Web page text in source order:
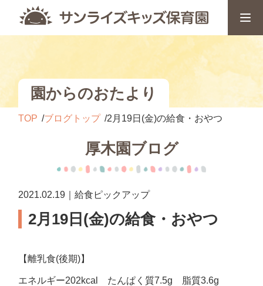
園からのおたより
TOP ブログトップ 2月19日(金)の給食・おやつ
厚木園ブログ
2021.02.19｜給食ピックアップ
2月19日(金)の給食・おやつ
【離乳食(後期)】
エネルギー202kcal たんぱく質7.5g 脂質3.6g